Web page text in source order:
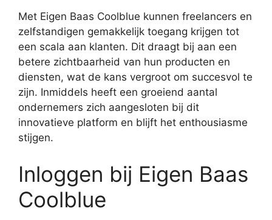
Met Eigen Baas Coolblue kunnen freelancers en
zelfstandigen gemakkelijk toegang krijgen tot
een scala aan klanten. Dit draagt bij aan een
betere zichtbaarheid van hun producten en
diensten, wat de kans vergroot om succesvol te
zijn. Inmiddels heeft een groeiend aantal
ondernemers zich aangesloten bij dit
innovatieve platform en blijft het enthousiasme
stijgen.
Inloggen bij Eigen Baas
Coolblue